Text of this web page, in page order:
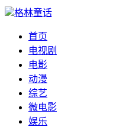
格林童话
首页
电视剧
电影
动漫
综艺
微电影
娱乐